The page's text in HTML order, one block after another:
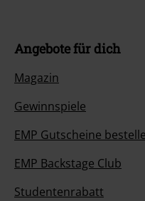
Angebote für dich
Magazin
Gewinnspiele
EMP Gutscheine
EMP Backstage Club
Studentenrabatt